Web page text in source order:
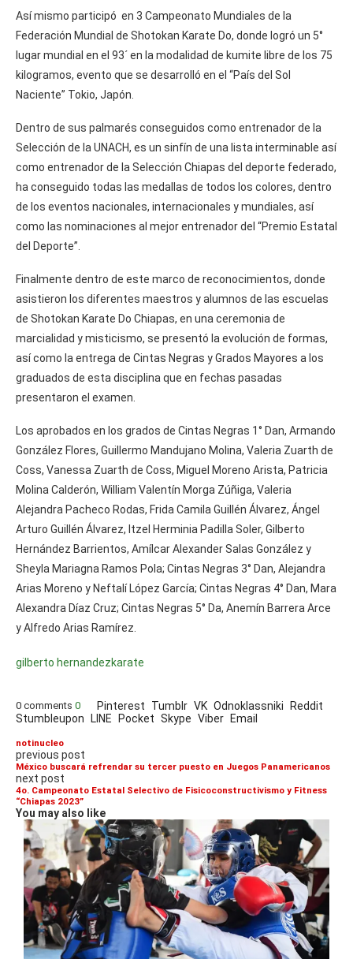
Así mismo participó en 3 Campeonato Mundiales de la
Federación Mundial de Shotokan Karate Do, donde logró un 5°
lugar mundial en el 93´ en la modalidad de kumite libre de los 75
kilogramos, evento que se desarrolló en el “País del Sol
Naciente” Tokio, Japón.
Dentro de sus palmarés conseguidos como entrenador de la
Selección de la UNACH, es un sinfín de una lista interminable así
como entrenador de la Selección Chiapas del deporte federado,
ha conseguido todas las medallas de todos los colores, dentro
de los eventos nacionales, internacionales y mundiales, así
como las nominaciones al mejor entrenador del “Premio Estatal
del Deporte”.
Finalmente dentro de este marco de reconocimientos, donde
asistieron los diferentes maestros y alumnos de las escuelas
de Shotokan Karate Do Chiapas, en una ceremonia de
marcialidad y misticismo, se presentó la evolución de formas,
así como la entrega de Cintas Negras y Grados Mayores a los
graduados de esta disciplina que en fechas pasadas
presentaron el examen.
Los aprobados en los grados de Cintas Negras 1° Dan, Armando
González Flores, Guillermo Mandujano Molina, Valeria Zuarth de
Coss, Vanessa Zuarth de Coss, Miguel Moreno Arista, Patricia
Molina Calderón, William Valentín Morga Zúñiga, Valeria
Alejandra Pacheco Rodas, Frida Camila Guillén Álvarez, Ángel
Arturo Guillén Álvarez, Itzel Herminia Padilla Soler, Gilberto
Hernández Barrientos, Amílcar Alexander Salas González y
Sheyla Mariagna Ramos Pola; Cintas Negras 3° Dan, Alejandra
Arias Moreno y Neftalí López García; Cintas Negras 4° Dan, Mara
Alexandra Díaz Cruz; Cintas Negras 5° Da, Anemín Barrera Arce
y Alfredo Arias Ramírez.
gilberto hernandezkarate
0 comments 0 Pinterest Tumblr VK Odnoklassniki Reddit
Stumbleupon LINE Pocket Skype Viber Email
notinucleo
previous post
México buscará refrendar su tercer puesto en Juegos Panamericanos
next post
4o. Campeonato Estatal Selectivo de Fisicoconstructivismo y Fitness
“Chiapas 2023”
You may also like